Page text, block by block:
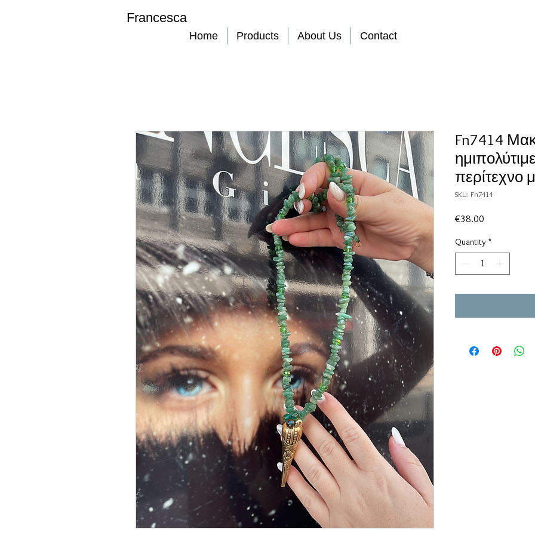
Home Products About Us Contact
Fn7414
περίτεχνο
SKU: Fn7414
€38.00
Quantity *
Francesca